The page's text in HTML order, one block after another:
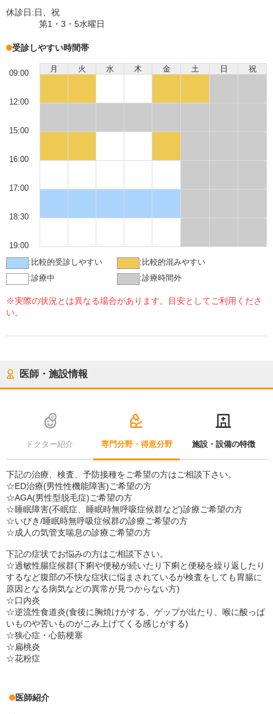
休診日:日、祝
第1・3・5水曜日
受診しやすい時間帯
月 火 水 木 金 土 日 祝
09:00
12:00
15:00
16:00
17:00
18:30
19:00
: 比較的受診しやすい : 比較的混みやすい
:診療中 :診療時間外
※実際の状況とは異なる場合があります。目安としてご利用くださ
い。
医師・施設情報
ドクター紹介 専門分野・得意分野 施設・設備の特徴
下記の治療、検査、予防接種をご希望の方はご相談下さい。
☆ED治療(男性性機能障害)ご希望の方
☆AGA(男性型脱毛症)ご希望の方
☆睡眠障害(不眠症、睡眠時無呼吸症候群など)診療ご希望の方
☆いびき/睡眠時無呼吸症候群の診療ご希望の方
☆成人の気管支喘息の診療ご希望の方
下記の症状でお悩みの方はご相談下さい。
☆過敏性腸症候群(下痢や便秘が続いたり下痢と便秘を繰り返したり
するなど腹部の不快な症状に悩まされているが検査をしても胃腸に
原因となる病気などの異常が見つからない方)
☆口内炎
☆逆流性食道炎(食後に胸焼けがする、ゲップが出たり、喉に酸っぱ
いものや苦いものがこみ上げてくる感じがする)
☆狭心症・心筋梗塞
☆扁桃炎
☆花粉症
医師紹介